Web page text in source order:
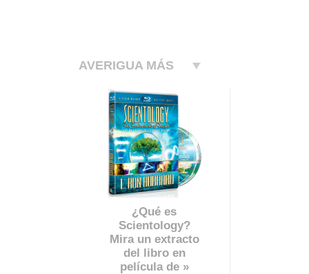
AVERIGUA MÁS
¿Qué es
Scientology?
Mira un extracto
del libro en
película de »